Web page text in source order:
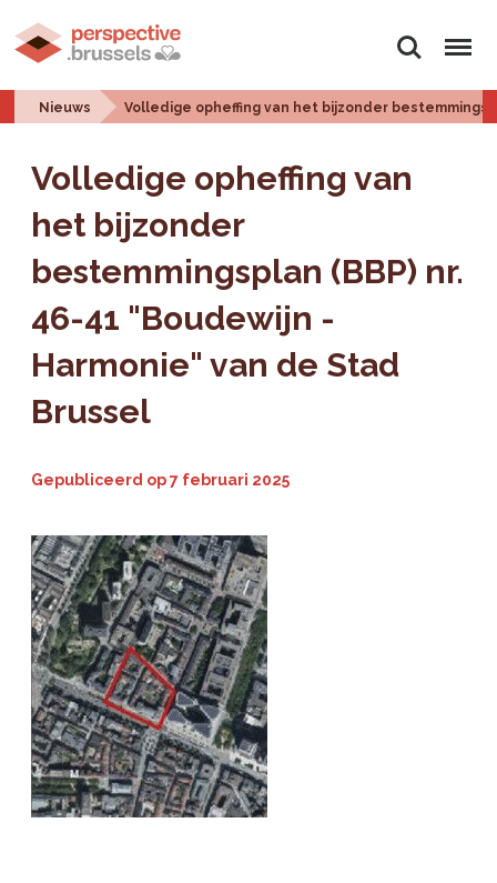
Zoeken Menu
Nieuws Volledige opheffing van het bijzonder
Volledige opheffing van
het bijzonder
bestemmingsplan (BBP) nr.
46-41 "Boudewijn -
Harmonie" van de Stad
Brussel
Gepubliceerd op7 februari 2025